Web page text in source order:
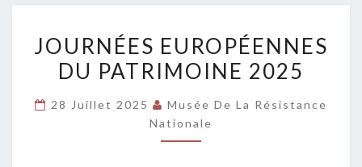
EUROPÉENNES
DU
JOURNÉES EUROPÉENNES
DU PATRIMOINE 2025
28 Juillet 2025
Musée De La Résistance
Nationale